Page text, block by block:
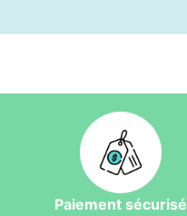
Paiement sécurisé